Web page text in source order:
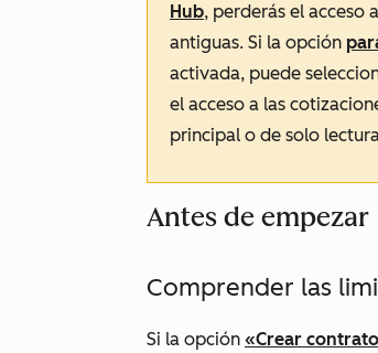
Hub, perderás el acceso
antiguas. Si la opción
activada, puede
el acceso a las
principal o de solo
Antes de empezar
Comprender las
Si la opción «Crear